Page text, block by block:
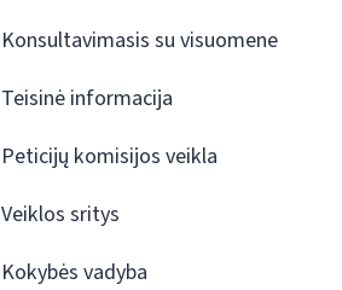
Konsultavimasis su visuomene
Teisinė informacija
Peticijų komisijos veikla
Veiklos sritys
Kokybės vadyba